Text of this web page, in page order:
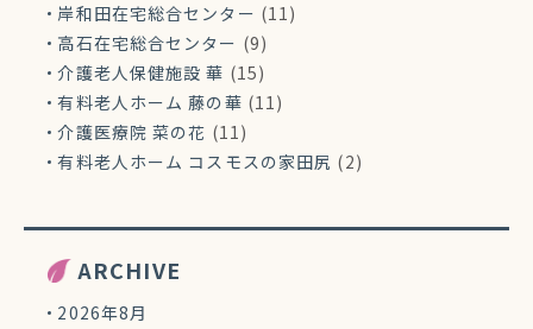
岸和田在宅総合センター (11)
高石在宅総合センター (9)
介護老人保健施設 華 (15)
有料老人ホーム 藤の華 (11)
介護医療院 菜の花 (11)
有料老人ホーム コスモスの家田尻 (2)
ARCHIVE
2026年8月